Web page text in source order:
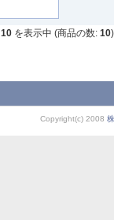
10 を表示中 (商品の数: 10)
Copyright(c) 2008